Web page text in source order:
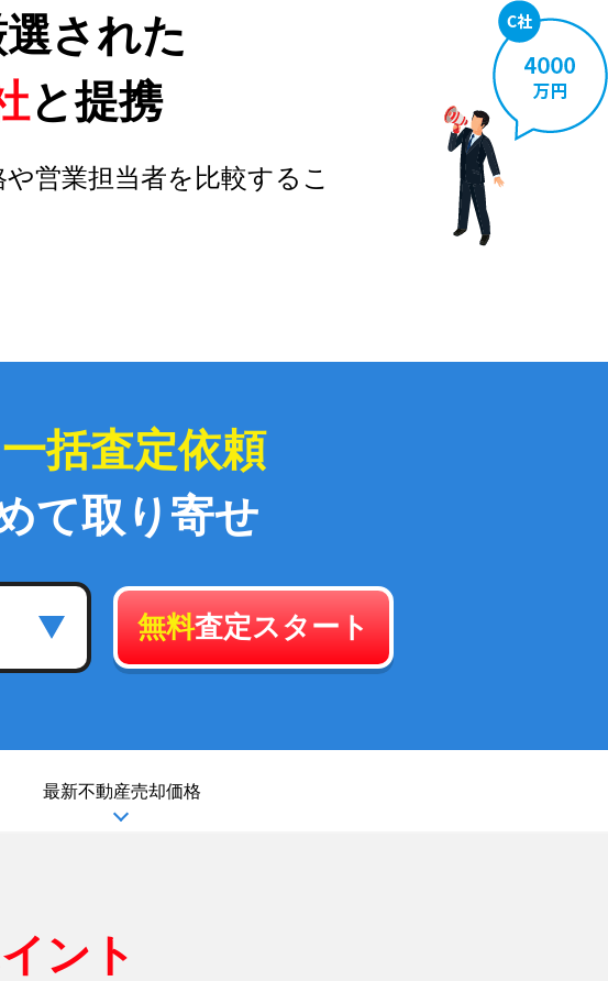
された
と提携
営業担当者を比較するこ
括査定依頼
て取り寄せ
無料査定スタート
最新不動産売却価格
ント